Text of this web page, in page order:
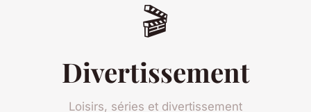
🎬
Divertissement
Loisirs, séries et divertissement